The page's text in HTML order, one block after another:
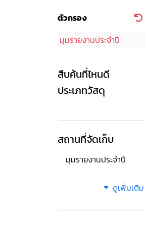
ตัวกรอง
มุมรายงานประจำปี
สืบค้นที่ไหนดี
ประเภทวัสดุ
สถานที่จัดเก็บ
มุมรายงานประจำปี
ดูเพิ่มเติม